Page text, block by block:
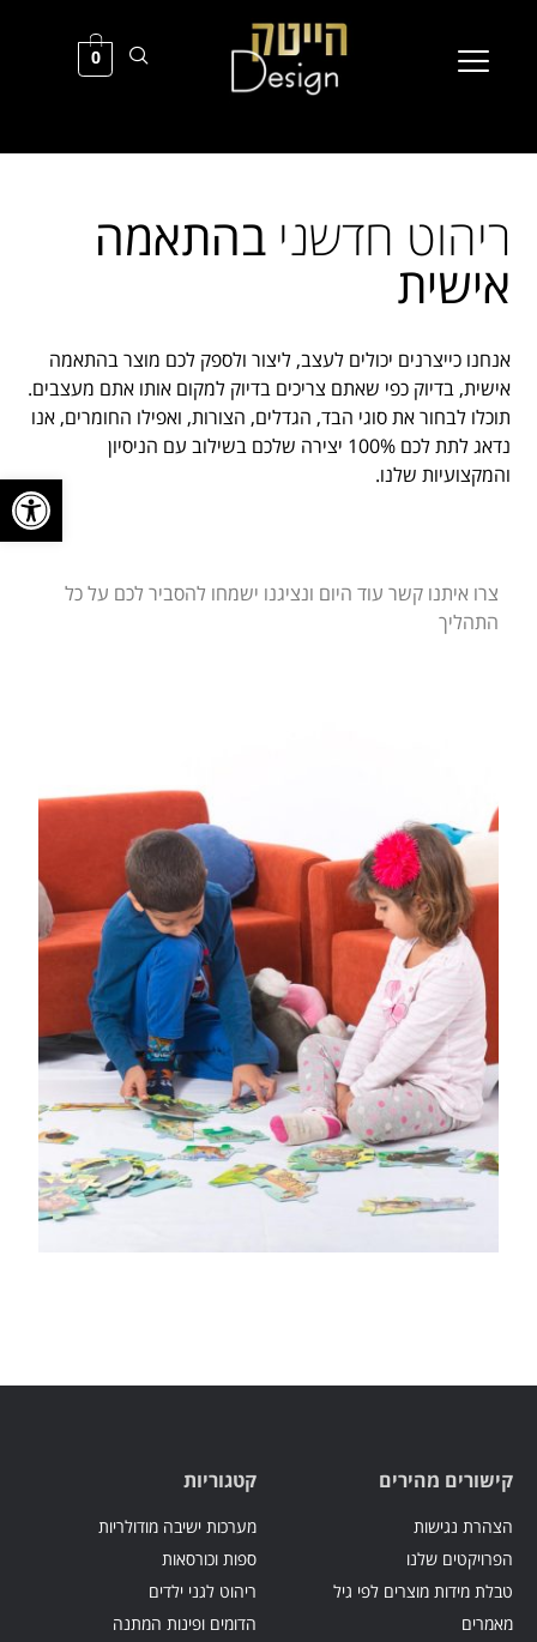
פתח
0
ריהוט חדשניבהתאמה
אישית
אנחנו כייצרנים יכולים לעצב, ליצור ולספק לכם מוצר בהתאמה
אישית, בדיוק כפי שאתם צריכים בדיוק למקום אותו אתם מעצבים.
תוכלו לבחור את סוגי הבד, הגדלים, הצורות, ואפילו החומרים, אנו
נדאג לתת לכם 100% יצירה שלכם בשילוב עם הניסיון
והמקצועיות שלנו.
צרו איתנו קשר עוד היום ונציגנו ישמחו להסביר לכם על כל
התהליך
קישורים מהירים
הצהרת נגישות
הפרויקטים שלנו
טבלת מידות מוצרים לפי גיל
מאמרים
קטגוריות
מערכות ישיבה מודולריות
ספות וכורסאות
ריהוט לגני ילדים
הדומים ופינות המתנה